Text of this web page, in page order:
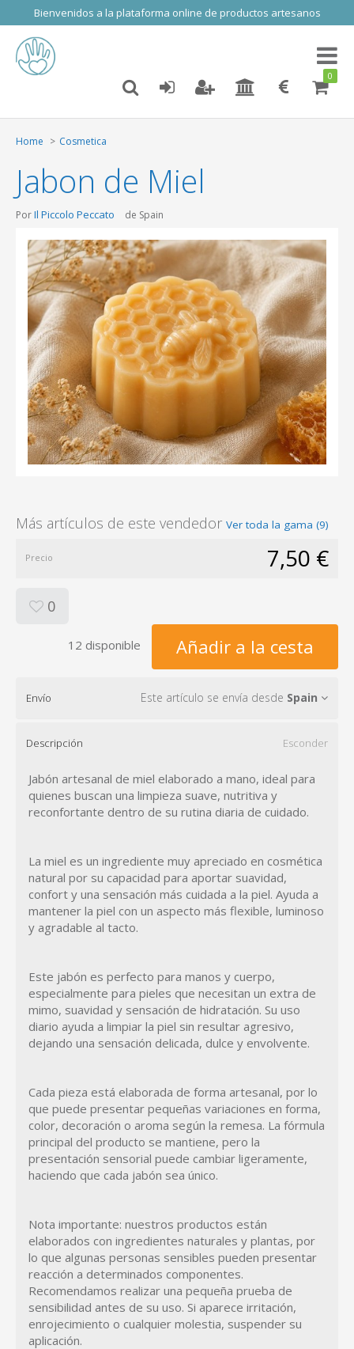
Bienvenidos a la plataforma online de productos artesanos
Toggle
0
Home Cosmetica
Jabon de Miel
PorIl Piccolo Peccato de Spain
Más artículos de este vendedor Ver toda la gama (9)
Precio 7,50 €
0
12 disponible Añadir a la cesta
Envío Este artículo se envía desde Spain
Descripción Esconder
Jabón artesanal de miel elaborado a mano, ideal para
quienes buscan una limpieza suave, nutritiva y
reconfortante dentro de su rutina diaria de cuidado.
La miel es un ingrediente muy apreciado en cosmética
natural por su capacidad para aportar suavidad,
confort y una sensación más cuidada a la piel. Ayuda a
mantener la piel con un aspecto más flexible, luminoso
y agradable al tacto.
Este jabón es perfecto para manos y cuerpo,
especialmente para pieles que necesitan un extra de
mimo, suavidad y sensación de hidratación. Su uso
diario ayuda a limpiar la piel sin resultar agresivo,
dejando una sensación delicada, dulce y envolvente.
Cada pieza está elaborada de forma artesanal, por lo
que puede presentar pequeñas variaciones en forma,
color, decoración o aroma según la remesa. La fórmula
principal del producto se mantiene, pero la
presentación sensorial puede cambiar ligeramente,
haciendo que cada jabón sea único.
Nota importante: nuestros productos están
elaborados con ingredientes naturales y plantas, por
lo que algunas personas sensibles pueden presentar
reacción a determinados componentes.
Recomendamos realizar una pequeña prueba de
sensibilidad antes de su uso. Si aparece irritación,
enrojecimiento o cualquier molestia, suspender su
aplicación.